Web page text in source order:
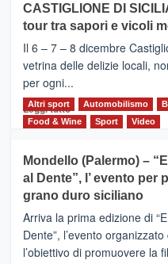
MOIO
ALCANTARA
–
Vivicittà,
alla
scoperta
del
territorio,
e
messaggi
di
CASTIGLIONE DI
tour tra sapori e vicoli
Il 6 – 7 – 8 dicembre
vetrina delle delizie locali,
per ogni...
Leggi tuttoLeggi
di
CASTIGLIONE
DI
SICILIA
(Ct)
–
Il
Borgo
Altri sport Automobilismo
Food & Wine
Sport Video
Mondello (Palermo) –
al Dente”, l’ evento per
grano duro siciliano
Arriva la prima edizione di
Dente”, l’evento
l’obiettivo di promuovere la